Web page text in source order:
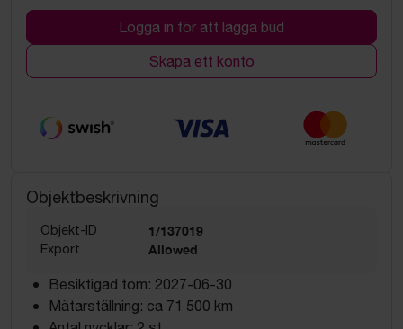
Logga in för att lägga bud
Skapa ett konto
Objektbeskrivning
Objekt-ID 1/137019
Export Allowed
Besiktigad tom: 2027-06-30
Mätarställning: ca 71 500 km